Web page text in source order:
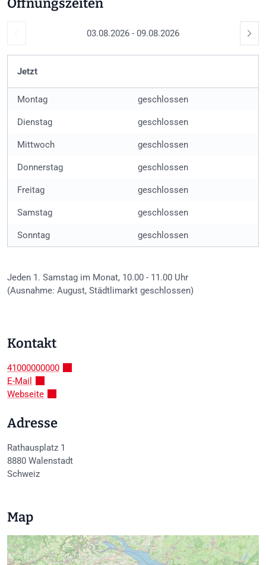
03.08.2026 - 09.08.2026
Jetzt
Montag geschlossen
Dienstag geschlossen
Mittwoch geschlossen
Donnerstag geschlossen
Freitag geschlossen
Samstag geschlossen
Sonntag geschlossen
Jeden 1. Samstag im Monat, 10.00 - 11.00 Uhr
(Ausnahme: August, Städtlimarkt geschlossen)
Kontakt
41000000000
E-Mail
Webseite
Adresse
Rathausplatz 1
8880 Walenstadt
Schweiz
Map